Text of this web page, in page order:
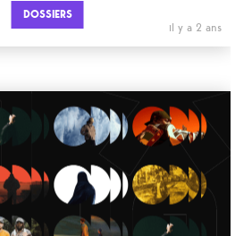
DOSSIERS
il y a 2 ans